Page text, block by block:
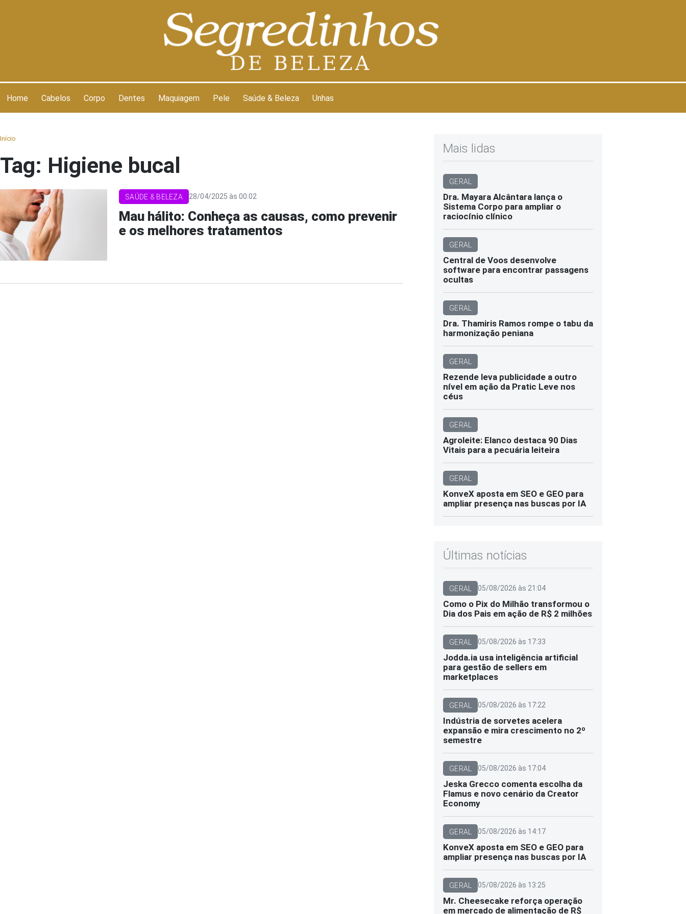
Home Cabelos Corpo Dentes Maquiagem Pele Saúde & Beleza Unhas
Início
Tag: Higiene bucal
SAÚDE & BELEZA 28/04/2025 às 00:02
Mau hálito: Conheça as causas, como prevenir
e os melhores tratamentos
Mais lidas
GERAL
Dra. Mayara Alcântara lança o
Sistema Corpo para ampliar o
raciocínio clínico
GERAL
Central de Voos desenvolve
software para encontrar passagens
ocultas
GERAL
Dra. Thamiris Ramos rompe o tabu da
harmonização peniana
GERAL
Rezende leva publicidade a outro
nível em ação da Pratic Leve nos
céus
GERAL
Agroleite: Elanco destaca 90 Dias
Vitais para a pecuária leiteira
GERAL
KonveX aposta em SEO e GEO para
ampliar presença nas buscas por IA
Últimas notícias
GERAL 05/08/2026 às 21:04
Como o Pix do Milhão transformou o
Dia dos Pais em ação de R$ 2 milhões
GERAL 05/08/2026 às 17:33
Jodda.ia usa inteligência artificial
para gestão de sellers em
marketplaces
GERAL 05/08/2026 às 17:22
Indústria de sorvetes acelera
expansão e mira crescimento no 2º
semestre
GERAL 05/08/2026 às 17:04
Jeska Grecco comenta escolha da
Flamus e novo cenário da Creator
Economy
GERAL 05/08/2026 às 14:17
KonveX aposta em SEO e GEO para
ampliar presença nas buscas por IA
GERAL 05/08/2026 às 13:25
Mr. Cheesecake reforça operação
em mercado de alimentação de R$